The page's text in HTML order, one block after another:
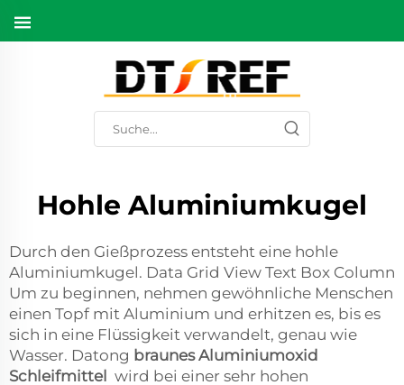
Hohle Aluminiumkugel
Durch den Gießprozess entsteht eine hohle
Aluminiumkugel. Data Grid View Text Box Column
Um zu beginnen, nehmen gewöhnliche Menschen
einen Topf mit Aluminium und erhitzen es, bis es
sich in eine Flüssigkeit verwandelt, genau wie
Wasser. Datong braunes Aluminiumoxid
Schleifmittel
wird bei einer sehr hohen